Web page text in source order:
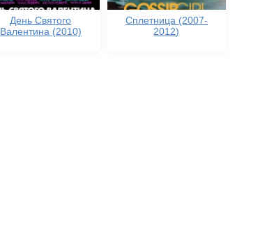
День Святого
Валентина (2010)
Сплетница (2007-
2012)